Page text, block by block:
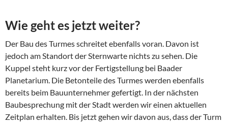
Wie geht es jetzt weiter?
Der Bau des Turmes schreitet ebenfalls voran. Davon ist
jedoch am Standort der Sternwarte nichts zu sehen. Die
Kuppel steht kurz vor der Fertigstellung bei Baader
Planetarium. Die Betonteile des Turmes werden ebenfalls
bereits beim Bauunternehmer gefertigt. In der nächsten
Baubesprechung mit der Stadt werden wir einen aktuellen
Zeitplan erhalten. Bis jetzt gehen wir davon aus, dass der Turm